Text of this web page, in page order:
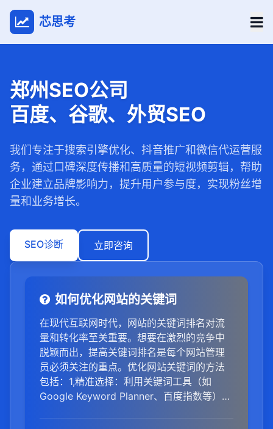
芯思考
郑州SEO公司
百度、谷歌、外贸SEO
我们专注于搜索引擎优化、抖音推广和微信代运营服
务，通过口碑深度传播和高质量的短视频剪辑，帮助
企业建立品牌影响力，提升用户参与度，实现粉丝增
量和业务增长。
SEO诊断 立即咨询
如何优化网站的关键词
在现代互联网时代，网站的关键词排名对流
量和转化率至关重要。想要在激烈的竞争中
脱颖而出，提高关键词排名是每个网站管理
员必须关注的重点。优化网站关键词的方法
包括：1,精准选择：利用关键词工具（如
Google Keyword Planner、百度指数等）选